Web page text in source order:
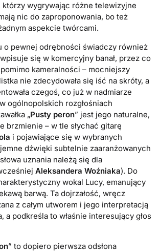
wygrywając różne telewizyjne
nic do zaproponowania, bo też
aspekcie twórcami.
o pewnej odrębności świadczy również
się w komercyjny banał, przez co
kameralności – mocniejszy
nie zdecydowała się iść na skróty, a
czegoś, co już w nadmiarze
ogólnopolskich rozgłośniach
„Pusty peron” jest jego naturalne,
brzmienie – w tle słychać gitarę
i pojawiające się w wybranych
dźwięki subtelnie zaaranżowanych
uznania należą się dla
Aleksandera Woźniaka). Do
wokal Lucy, emanujący
barwą. Ta dojrzałość, wręcz
z całym utworem i jego interpretacją
a podkreśla to właśnie interesujący głos
” to dopiero pierwsza odsłona